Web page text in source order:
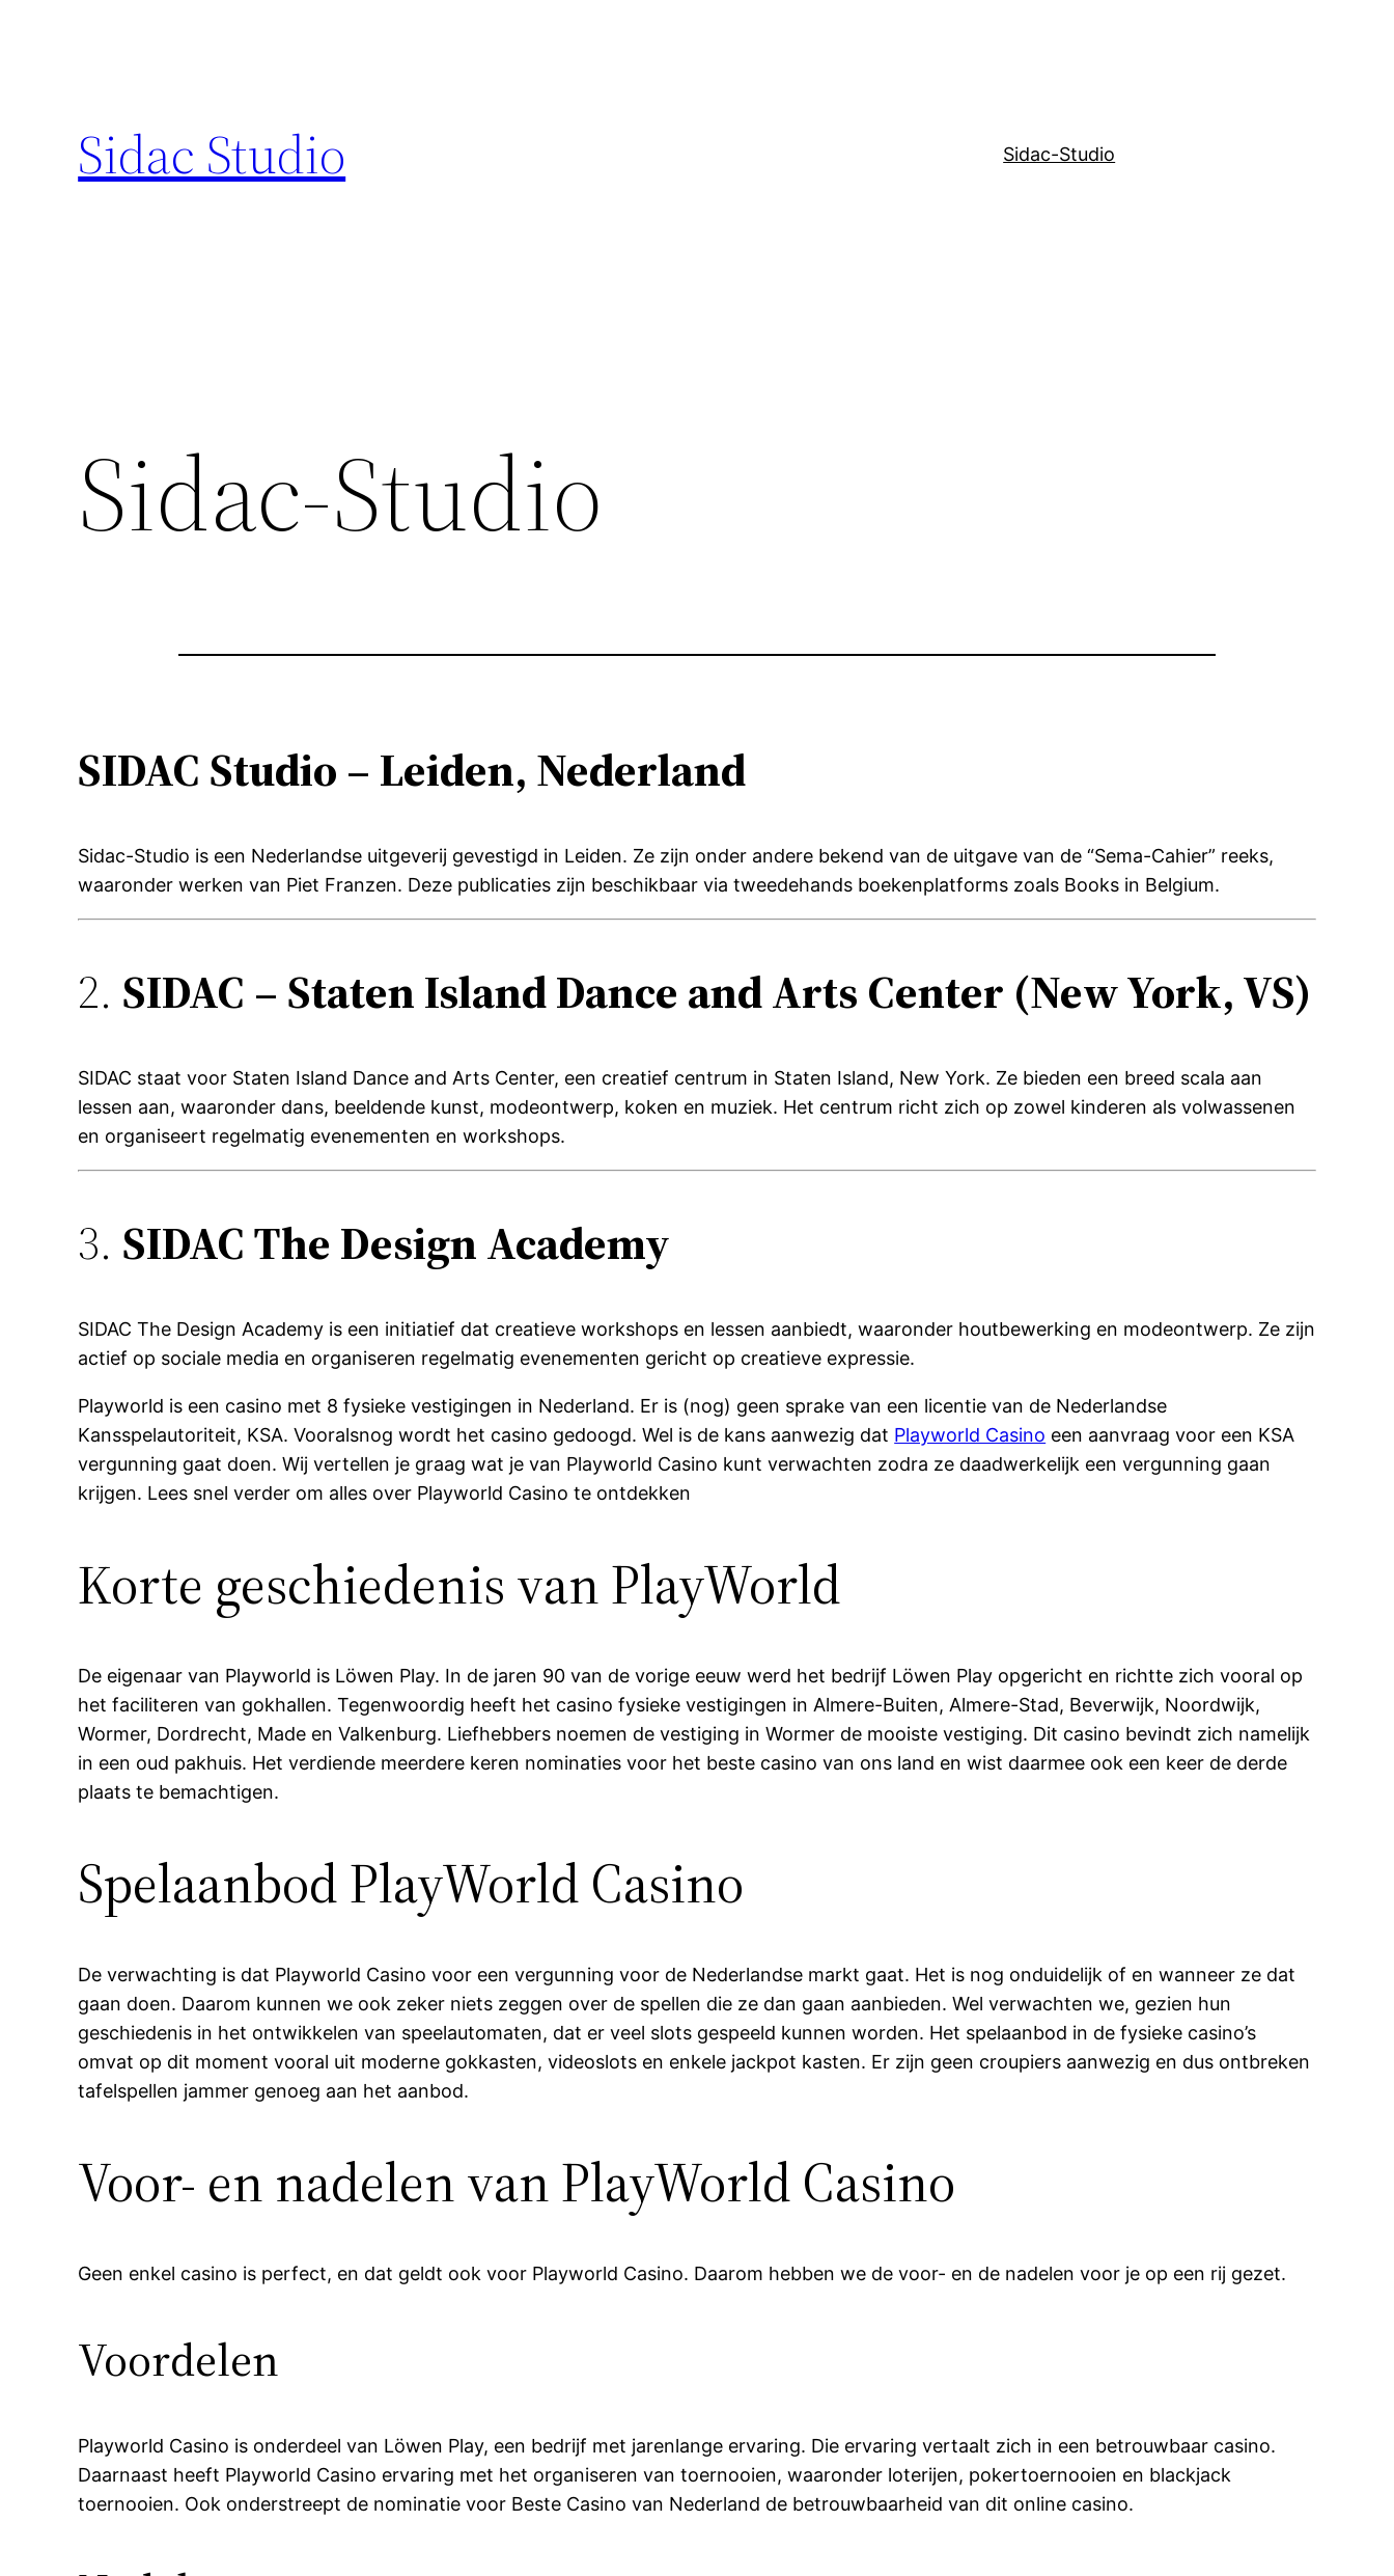
Sidac Studio Sidac-Studio
Sidac-Studio
SIDAC Studio – Leiden, Nederland
Sidac-Studio is een Nederlandse uitgeverij gevestigd in Leiden. Ze zijn onder andere bekend van de uitgave van de “Sema-Cahier” reeks,
waaronder werken van Piet Franzen. Deze publicaties zijn beschikbaar via tweedehands boekenplatforms zoals Books in Belgium.
2. SIDAC – Staten Island Dance and Arts Center (New York, VS)
SIDAC staat voor Staten Island Dance and Arts Center, een creatief centrum in Staten Island, New York. Ze bieden een breed scala aan
lessen aan, waaronder dans, beeldende kunst, modeontwerp, koken en muziek. Het centrum richt zich op zowel kinderen als volwassenen
en organiseert regelmatig evenementen en workshops.
3. SIDAC The Design Academy
SIDAC The Design Academy is een initiatief dat creatieve workshops en lessen aanbiedt, waaronder houtbewerking en modeontwerp. Ze zijn
actief op sociale media en organiseren regelmatig evenementen gericht op creatieve expressie.
Playworld is een casino met 8 fysieke vestigingen in Nederland. Er is (nog) geen sprake van een licentie van de Nederlandse
Kansspelautoriteit, KSA. Vooralsnog wordt het casino gedoogd. Wel is de kans aanwezig dat Playworld Casino een aanvraag voor een KSA
vergunning gaat doen. Wij vertellen je graag wat je van Playworld Casino kunt verwachten zodra ze daadwerkelijk een vergunning gaan
krijgen. Lees snel verder om alles over Playworld Casino te ontdekken
Korte geschiedenis van PlayWorld
De eigenaar van Playworld is Löwen Play. In de jaren 90 van de vorige eeuw werd het bedrijf Löwen Play opgericht en richtte zich vooral op
het faciliteren van gokhallen. Tegenwoordig heeft het casino fysieke vestigingen in Almere-Buiten, Almere-Stad, Beverwijk, Noordwijk,
Wormer, Dordrecht, Made en Valkenburg. Liefhebbers noemen de vestiging in Wormer de mooiste vestiging. Dit casino bevindt zich namelijk
in een oud pakhuis. Het verdiende meerdere keren nominaties voor het beste casino van ons land en wist daarmee ook een keer de derde
plaats te bemachtigen.
Spelaanbod PlayWorld Casino
De verwachting is dat Playworld Casino voor een vergunning voor de Nederlandse markt gaat. Het is nog onduidelijk of en wanneer ze dat
gaan doen. Daarom kunnen we ook zeker niets zeggen over de spellen die ze dan gaan aanbieden. Wel verwachten we, gezien hun
geschiedenis in het ontwikkelen van speelautomaten, dat er veel slots gespeeld kunnen worden. Het spelaanbod in de fysieke casino’s
omvat op dit moment vooral uit moderne gokkasten, videoslots en enkele jackpot kasten. Er zijn geen croupiers aanwezig en dus ontbreken
tafelspellen jammer genoeg aan het aanbod.
Voor- en nadelen van PlayWorld Casino
Geen enkel casino is perfect, en dat geldt ook voor Playworld Casino. Daarom hebben we de voor- en de nadelen voor je op een rij gezet.
Voordelen
Playworld Casino is onderdeel van Löwen Play, een bedrijf met jarenlange ervaring. Die ervaring vertaalt zich in een betrouwbaar casino.
Daarnaast heeft Playworld Casino ervaring met het organiseren van toernooien, waaronder loterijen, pokertoernooien en blackjack
toernooien. Ook onderstreept de nominatie voor Beste Casino van Nederland de betrouwbaarheid van dit online casino.